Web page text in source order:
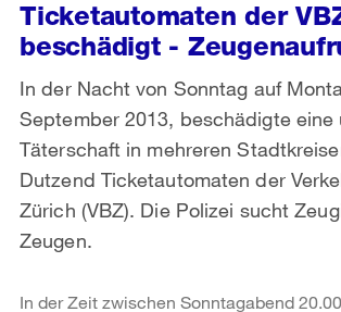
Ticketautomaten der
beschädigt -
In der Nacht von Sonntag auf
September 2013, beschädigte eine
Täterschaft in mehreren
Dutzend Ticketautomaten der
Zürich (VBZ). Die Polizei sucht
Zeugen.
In der Zeit zwischen Sonntagabend